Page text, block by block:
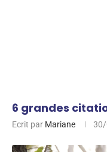
6 grandes
Ecrit par Mariane